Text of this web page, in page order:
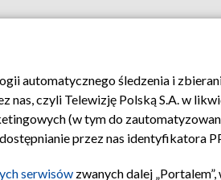
Moje zgody Pomoc Biuro
automatycznego śledzenia i
czyli Telewizję Polską S.A. w
(w tym do
przez nas identyfikatora
serwisów zwanych dalej